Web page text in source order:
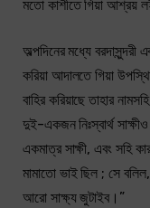
মতো কাশীতে গিয়া আশ্রয়
অল্পদিনের মধ্যে
করিয়া আদালতে গিয়া
বাহির করিয়াছে তাহার
দুই-একজন নিঃস্বার্থ সাক্ষীও
একমাত্র সাক্ষী, এবং সহি
মামাতো ভাই ছিল ; সে
আরো সাক্ষ্য জুটাইব।”